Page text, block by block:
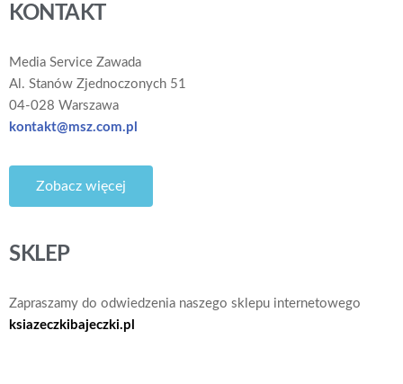
KONTAKT
Media Service Zawada
Al. Stanów Zjednoczonych 51
04-028 Warszawa
kontakt@msz.com.pl
Zobacz więcej
SKLEP
Zapraszamy do odwiedzenia naszego sklepu internetowego
ksiazeczkibajeczki.pl